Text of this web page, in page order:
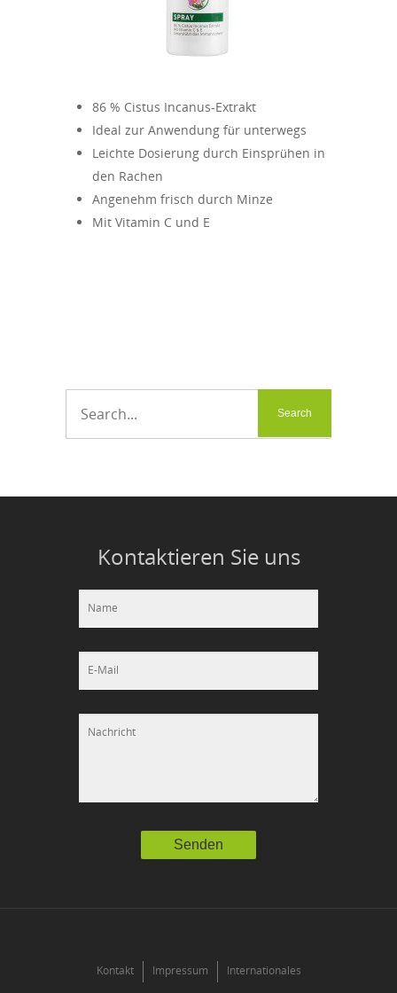
86 % Cistus Incanus-Extrakt
Ideal zur Anwendung für unterwegs
Leichte Dosierung durch Einsprühen in
den Rachen
Angenehm frisch durch Minze
Mit Vitamin C und E
Kontaktieren Sie uns
Kontakt Impressum Internationales